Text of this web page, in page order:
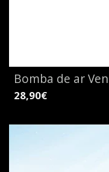
Bomba de ar
28,90€